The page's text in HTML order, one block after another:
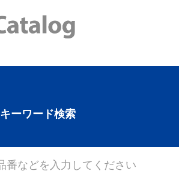
キーワード検索